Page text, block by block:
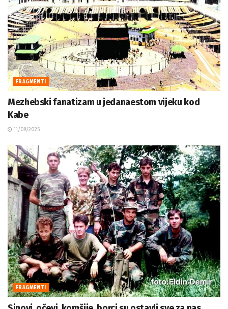
FRAGMENTI
Mezhebski fanatizam u jedanaestom vijeku kod
Kabe
11/09/2025
FRAGMENTI